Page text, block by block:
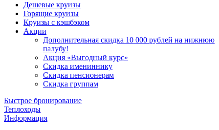
Дешевые круизы
Горящие круизы
Круизы с кэшбэком
Акции
Дополнительная скидка 10 000 рублей на нижнюю
палубу!
Акция «Выгодный курс»
Скидка имениннику
Скидка пенсионерам
Скидка группам
Быстрое бронирование
Теплоходы
Информация